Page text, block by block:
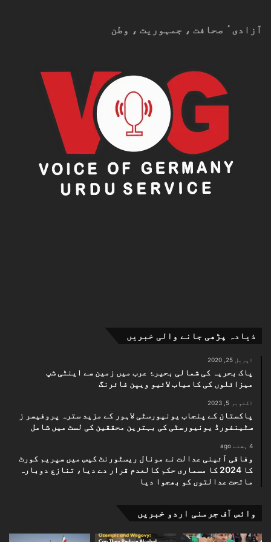
آزادیٴ صحافت ، جمہوریت ، وطن
ذیادہ پڑھی جانے والی خبریں
اپریل 25, 2020
پاک بحریہ کی شمالی بحیرۂ عرب میں زمین سے اینٹی شپ
میزائلوں کی کامیاب لائیو ویپن فائرنگ
اکتوبر 5, 2023
پاکستان کے پنجاب یونیورسٹی لاہور کے مزید سترہ پروفیسر ز
سٹینفورڈ یونیورسٹی کی بہترین محققین کی لسٹ میں شامل
4 ہفتے ago
وفاقی آئینی عدالت نے مونال ریسٹورنٹ کیس میں سپریم کورٹ
کا 2024 کا مسماری حکم کالعدم قرار دے دیا، تنازع دوبارہ
ماتحت عدالتوں کو بھجوا دیا
وائس آف جرمنی اردو خبریں